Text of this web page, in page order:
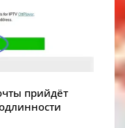
прийдёт